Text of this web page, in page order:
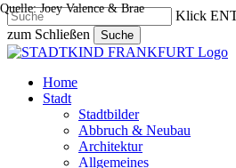
Skip
to
main
content
Klick
zum Schließen
Suche
Close
search
Menu
Home
Stadt
Stadtbilder
Abbruch & Neubau
Architektur
Allgemeines
Quelle: Joey Valence & Brae